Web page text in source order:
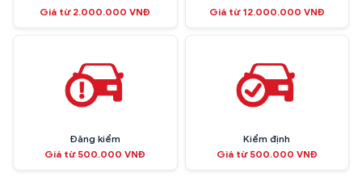
Giá từ 2.000.000 VNĐ
Giá từ 12.000.000 VNĐ
Đăng kiểm
Giá từ 500.000 VNĐ
Kiểm định
Giá từ 500.000 VNĐ